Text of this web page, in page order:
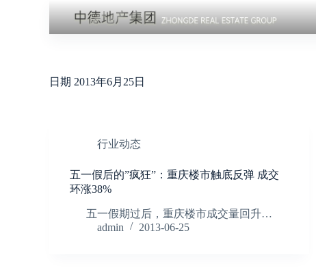
日期 2013年6月25日
行业动态
五一假后的”疯狂”：重庆楼市触底反弹 成交
环涨38%
五一假期过后，重庆楼市成交量回升…
admin
2013-06-25